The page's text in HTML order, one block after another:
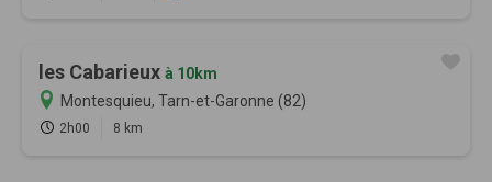
les Cabarieux à 10km
Montesquieu, Tarn-et-Garonne (82)
2h00 8 km